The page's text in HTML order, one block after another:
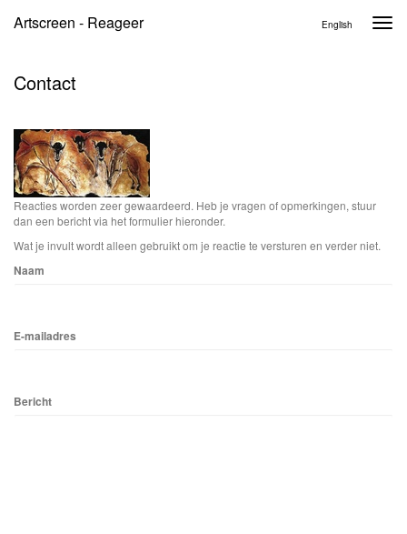
Artscreen - Reageer English
Contact
Reacties worden zeer gewaardeerd. Heb je vragen of opmerkingen, stuur
dan een bericht via het formulier hieronder.
Wat je invult wordt alleen gebruikt om je reactie te versturen en verder niet.
Naam
E-mailadres
Bericht